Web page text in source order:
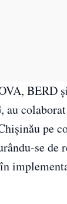
BERD
pe
se de